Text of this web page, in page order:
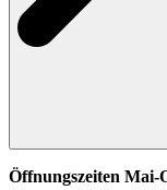
Öffnungszeiten Mai-